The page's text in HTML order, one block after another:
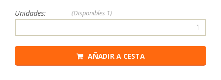
Unidades: (Disponibles 1)
AÑADIR A CESTA